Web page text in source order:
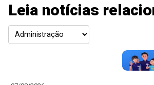
Leia notícias